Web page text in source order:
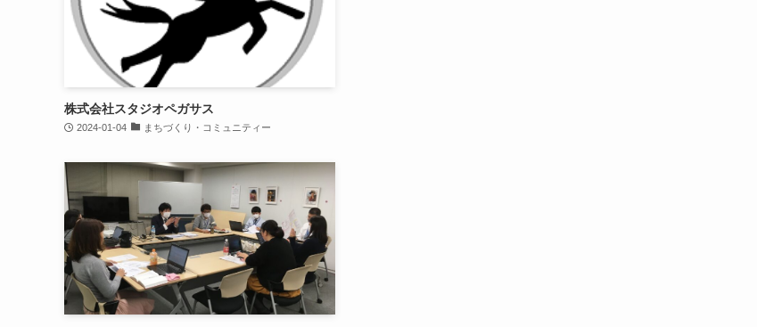
株式会社スタジオペガサス
2024-01-04 まちづくり・コミュニティー